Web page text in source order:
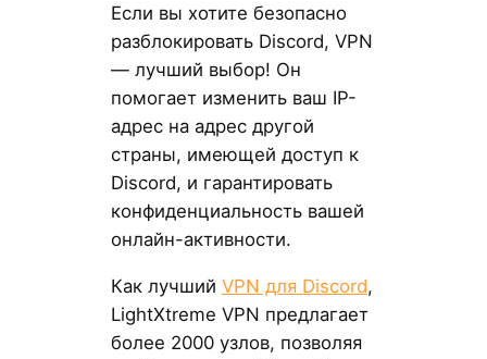
Если вы хотите безопасно
разблокировать Discord, VPN
— лучший выбор! Он
помогает изменить ваш IP-
адрес на адрес другой
страны, имеющей доступ к
Discord, и гарантировать
конфиденциальность вашей
онлайн-активности.
Как лучший VPN для Discord,
LightXtreme VPN предлагает
более 2000 узлов, позволяя